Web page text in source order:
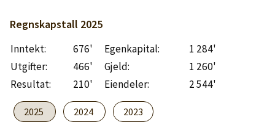
Logg inn
Lag konto
Regnskapstall 2025
Inntekt: 676' Egenkapital:
1 284'
Utgifter:
466' Gjeld:
1 260'
Resultat:
210' Eiendeler: 2 544'
2025 2024 2023